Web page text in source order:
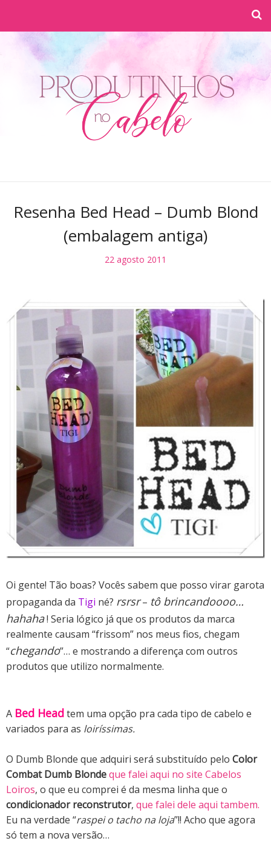
Resenha Bed Head – Dumb Blond
(embalagem antiga)
22 agosto 2011
Oi gente! Tão boas? Vocês sabem que posso virar garota
propaganda da Tigi né? rsrsr– tô brincandoooo…
hahaha! Seria lógico já que os produtos da marca
realmente causam “frissom” nos meus fios, chegam
“chegando”… e mostrando a diferença com outros
produtos que utilizo normalmente.
A Bed Headtem uma opção pra cada tipo de cabelo e
variados para as loiríssimas.
O Dumb Blonde que adquiri será substituído pelo Color
Combat Dumb Blondeque falei aqui no site Cabelos
Loiros, o que eu comprei é da mesma linha que o
condicionador reconstrutor, que falei dele aqui tambem.
Eu na verdade “raspei o tacho na loja”!! Acho que agora
só tem a nova versão…